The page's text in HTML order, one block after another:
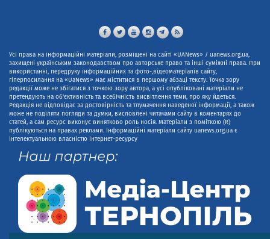
Усі права на інформаційні матеріали, розміщені на сайті «UANews» / uanews.org.ua,
захищені українським законодавством про авторське право та інші суміжні права. При
використанні, передруку інформаційних та фото-,відеоматеріалів сайту,
гіперпосилання на «UaNews» має міститися в першому абзаці тексту. Точка зору
редакції може не збігатися з точкою зору автора, а усі опубліковані матеріали не
претендують на об'єктивність та всебічність висвітлення теми, про яку йдеться.
Редакція не відповідає за достовірність та тлумачення наведеної інформації, а також
може не поділяти погляди та думки, висловлені читачами сайту в коментарях до
статей, а сам ресурс виконує винятково роль носія. Матеріали з поміткою (R)
публікуються на правах реклами. Інформаційні матеріали сайту uanews.org.ua є
інтелектуальною власністю інтернет-ресурсу